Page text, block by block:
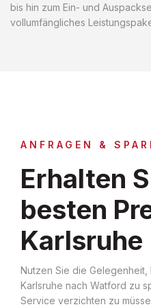
bis hin zum Ein- und
vollumfängliches
ANFRAGEN &
Erhalten
besten
Karlsruhe
Nutzen Sie die Gelegenheit,
Karlsruhe nach Watford zu
Service verzichten zu